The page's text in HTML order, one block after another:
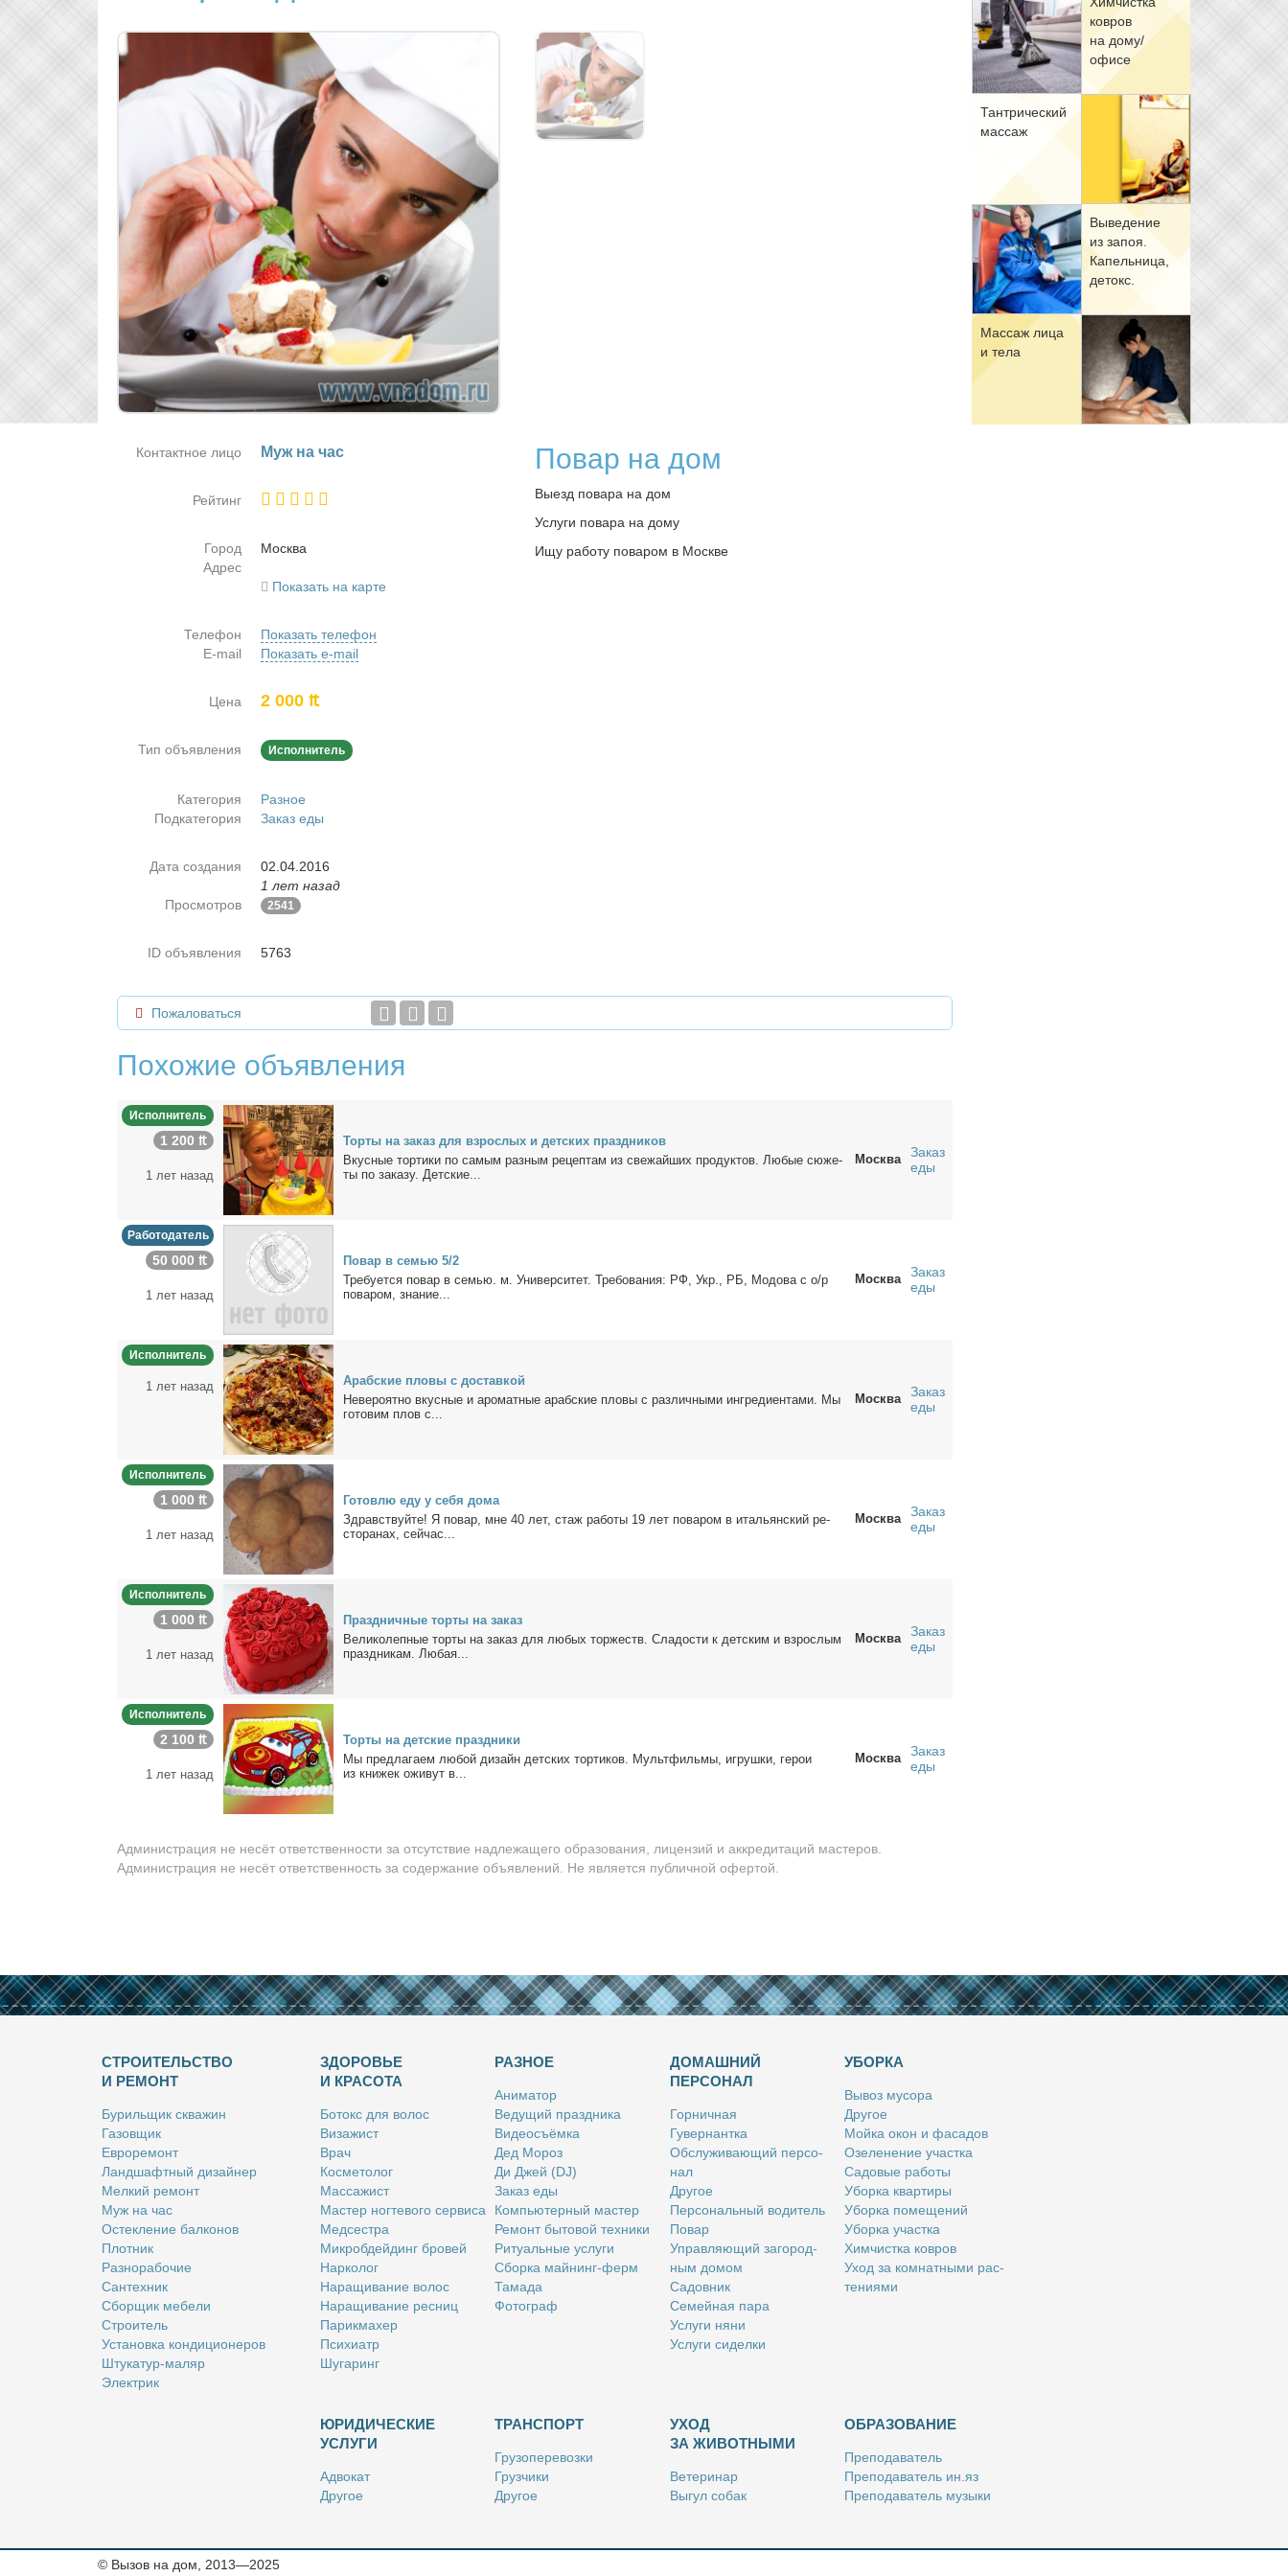
ков­ров
на до­му/
офи­се
Тан­три­че­ский
мас­саж
Вы­ве­де­ние
из за­поя.
Ка­пель­ни­ца,
де­токс.
Мас­саж ли­ца
и те­ла
Повар на дом
Выезд повара на дом
Услуги повара на дому
Ищу работу поваром в Москве
Контактное лицо Муж на час
Рейтинг
Город
Москва
Адрес
Показать на карте
Телефон
Показать телефон
E-mail
Показать e-mail
Цена 2 000 ₶
Тип объявления Исполнитель
Категория
Разное
Подкатегория
Заказ еды
Дата создания
02.04.2016
1 лет назад
Просмотров
2541
ID объявления 5763
Пожаловаться
Похожие объявления
Исполнитель
1 200 ₶
1 лет назад
Тор­ты на за­каз для взрос­лых и дет­ских празд­ни­ков
Вкус­ные тор­ти­ки по са­мым раз­ным ре­цеп­там из све­жай­ших про­дук­тов. Лю­бые сю­же­
ты по за­ка­зу. Дет­ские...
Москва
Заказ
еды
Работодатель
50 000 ₶
1 лет назад
По­вар в се­мью 5/2
Тре­бу­ет­ся по­вар в се­мью. м. Уни­вер­си­тет. Тре­бо­ва­ния: РФ, Укр., РБ, Мо­до­ва с о/р
по­ва­ром, зна­ние...
Москва
Заказ
еды
Исполнитель
1 лет назад
Араб­ские пло­вы с до­став­кой
Неве­ро­ят­но вкус­ные и аро­мат­ные араб­ские пло­вы с раз­лич­ны­ми ин­гре­ди­ен­та­ми. Мы
го­то­вим плов с...
Москва
Заказ
еды
Исполнитель
1 000 ₶
1 лет назад
Го­тов­лю еду у се­бя до­ма
Здрав­ствуй­те! Я по­вар, мне 40 лет, стаж ра­бо­ты 19 лет по­ва­ром в ита­льян­ский ре­
сто­ра­нах, сей­час...
Москва
Заказ
еды
Исполнитель
1 000 ₶
1 лет назад
Празд­нич­ные тор­ты на за­каз
Ве­ли­ко­леп­ные тор­ты на за­каз для лю­бых тор­жеств. Сла­до­сти к дет­ским и взрос­лым
празд­ни­кам. Лю­бая...
Москва
Заказ
еды
Исполнитель
2 100 ₶
1 лет назад
Тор­ты на дет­ские празд­ни­ки
Мы пред­ла­га­ем лю­бой ди­зайн дет­ских тор­ти­ков. Мульт­филь­мы, иг­руш­ки, ге­рои
из кни­жек ожи­вут в...
Москва
Заказ
еды
Администрация не несёт ответственности за отсутствие надлежащего образования, лицензий и аккредитаций мастеров.
Администрация не несёт ответственность за содержание объявлений. Не является публичной офертой.
СТРОИТЕЛЬСТВО
И РЕМОНТ
Бу­риль­щик сква­жин
Га­зов­щик
Ев­ро­ре­монт
Ланд­шафт­ный ди­зай­нер
Мел­кий ре­монт
Муж на час
Остек­ле­ние бал­ко­нов
Плот­ник
Раз­но­ра­бо­чие
Сан­тех­ник
Сбор­щик ме­бе­ли
Стро­и­тель
Уста­нов­ка кон­ди­ци­о­не­ров
Шту­ка­тур-ма­ляр
Элек­трик
ЗДОРОВЬЕ
И КРАСОТА
Бо­токс для во­лос
Ви­за­жист
Врач
Кос­ме­то­лог
Мас­са­жист
Ма­стер ног­те­во­го сер­ви­са
Мед­сест­ра
Мик­роб­дей­динг бро­вей
Нар­ко­лог
На­ра­щи­ва­ние во­лос
На­ра­щи­ва­ние рес­ниц
Па­рик­махер
Пси­хи­атр
Шу­га­ринг
РАЗНОЕ
Ани­ма­тор
Ве­ду­щий празд­ни­ка
Ви­део­съём­ка
Дед Мо­роз
Ди Джей (DJ)
За­каз еды
Ком­пью­тер­ный ма­стер
Ре­монт бы­то­вой тех­ни­ки
Ри­ту­аль­ные услу­ги
Сбор­ка май­нинг-ферм
Та­ма­да
Фо­то­граф
ДОМАШНИЙ
ПЕРСОНАЛ
Гор­нич­ная
Гу­вер­нант­ка
Об­слу­жи­ва­ю­щий пер­со­
нал
Дру­гое
Пер­со­наль­ный во­ди­тель
По­вар
Управ­ля­ю­щий за­го­род­
ным до­мом
Са­дов­ник
Се­мей­ная па­ра
Услу­ги ня­ни
Услу­ги си­дел­ки
УБОРКА
Вы­воз му­со­ра
Дру­гое
Мой­ка окон и фа­са­дов
Озе­ле­не­ние участ­ка
Са­до­вые ра­бо­ты
Убор­ка квар­ти­ры
Убор­ка по­ме­ще­ний
Убор­ка участ­ка
Хим­чист­ка ков­ров
Уход за ком­нат­ны­ми рас­
те­ни­я­ми
ЮРИДИЧЕСКИЕ
УСЛУГИ
Адво­кат
Дру­гое
Ри­эл­тор
ТРАНСПОРТ
Гру­зо­пе­ре­воз­ки
Груз­чи­ки
Дру­гое
Так­си
УХОД
ЗА ЖИВОТНЫМИ
Ве­те­ри­нар
Вы­гул со­бак
Стриж­ка жи­вот­ных
ОБРАЗОВАНИЕ
Пре­по­да­ва­тель
Пре­по­да­ва­тель ин.яз
Пре­по­да­ва­тель му­зы­ки
© Вызов на дом, 2013—2025